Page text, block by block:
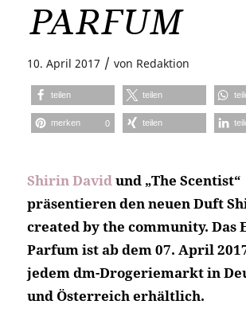
PARFUM
10. April 2017 / von Redaktion
teilen teilen
merken 0 teilen
Shirin Davidund „The Scentist“
präsentieren den neuen Duft
created by the community. Das
Parfum ist ab dem 07. April
jedem dm-Drogeriemarkt in
und Österreich erhältlich.